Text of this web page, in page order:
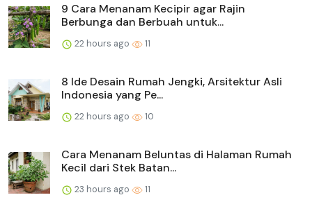
9 Cara Menanam Kecipir agar Rajin
Berbunga dan Berbuah untuk...
22 hours ago 11
8 Ide Desain Rumah Jengki, Arsitektur Asli
Indonesia yang Pe...
22 hours ago 10
Cara Menanam Beluntas di Halaman Rumah
Kecil dari Stek Batan...
23 hours ago 11